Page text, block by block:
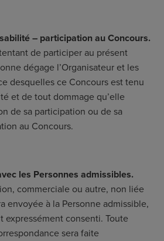
– participation au Concours.
de participer au présent
dégage l’Organisateur et les
desquelles ce Concours est tenu
et de tout dommage qu’elle
de sa participation ou de sa
au Concours.
les Personnes admissibles.
commerciale ou autre, non liée
envoyée à la Personne admissible,
expressément consenti. Toute
sera faite